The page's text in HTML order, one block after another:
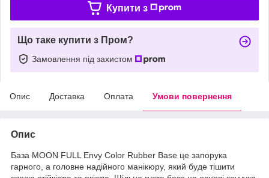
Купити з
Що таке купити з Пром?
Замовлення під захистом
Опис Доставка Оплата Умови повернення
Опис
База MOON FULL Envy Color Rubber Base це запорука
гарного, а головне надійного манікюру, який буде тішити